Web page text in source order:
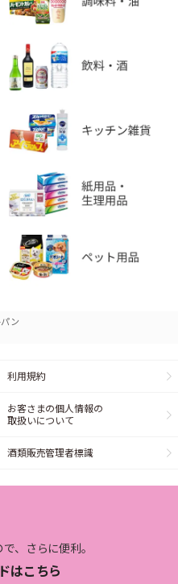
ン
利用規約
お客さまの個人情報の
取扱いについて
酒類販売管理者標識
、さらに便利。
はこちら